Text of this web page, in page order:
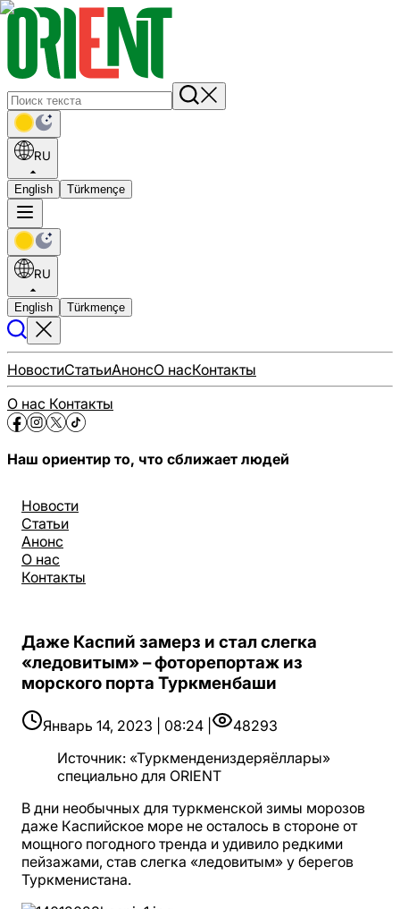
RU
English Türkmençe
RU
English Türkmençe
НовостиСтатьиАнонсО насКонтакты
О нас Контакты
Наш ориентир то, что сближает людей
Новости
Статьи
Анонс
О нас
Контакты
Даже Каспий замерз и стал слегка
«ледовитым» – фоторепортаж из
морского порта Туркменбаши
Январь 14, 2023 | 08:24 |
48293
Источник: «Туркмендениздеряёллары»
специально для ORIENT
В дни необычных для туркменской зимы морозов
даже Каспийское море не осталось в стороне от
мощного погодного тренда и удивило редкими
пейзажами, став слегка «ледовитым» у берегов
Туркменистана.